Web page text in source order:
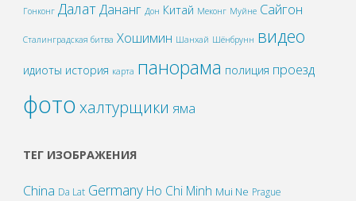
Гонконг ДалатДананг Дон Китай Меконг Муйне Сайгон
Сталинградская битва Хошимин Шанхай Шёнбрунн видео
идиоты история карта панорама полиция проезд
фотохалтурщики яма
ТЕГ ИЗОБРАЖЕНИЯ
China Da Lat Germany Ho Chi Minh Mui Ne Prague